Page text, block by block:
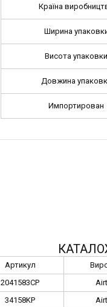
Країна
Ширина
Висота упаковки
Довжина
Импортирован
Артикул
2041583CP
34158KP